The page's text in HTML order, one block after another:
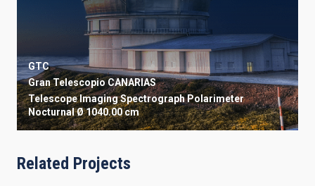
GTC
Gran Telescopio CANARIAS
TelescopeImagingSpectrographPolarimeter
NocturnalØ 1040.00 cm
Related Projects